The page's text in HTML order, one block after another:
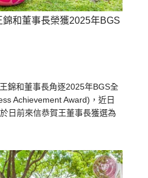
和董事長榮獲2025年BGS
錦和董事長角逐2025年BGS全
Achievement Award)，近日
日前來信恭賀王董事長獲選為